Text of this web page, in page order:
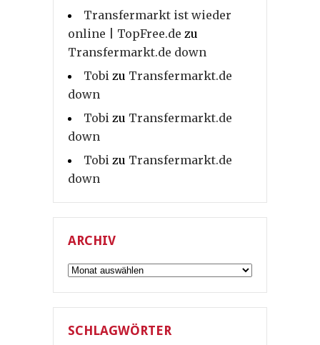
Transfermarkt ist wieder
online | TopFree.de zu
Transfermarkt.de down
Tobi zu Transfermarkt.de
down
Tobi zu Transfermarkt.de
down
Tobi zu Transfermarkt.de
down
ARCHIV
Archiv
SCHLAGWÖRTER